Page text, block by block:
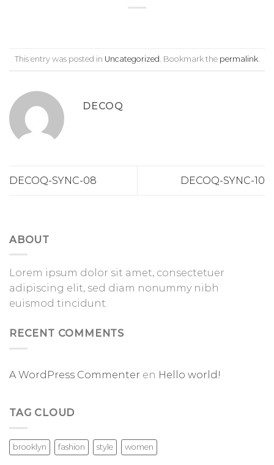
This entry was posted in Uncategorized . Bookmark the permalink.
DECOQ
DECOQ-SYNC-08 DECOQ-SYNC-10
ABOUT
Lorem ipsum dolor sit amet, consectetuer
adipiscing elit, sed diam nonummy nibh
euismod tincidunt.
RECENT COMMENTS
A WordPress Commenter en Hello world!
TAG CLOUD
brooklyn fashion style women